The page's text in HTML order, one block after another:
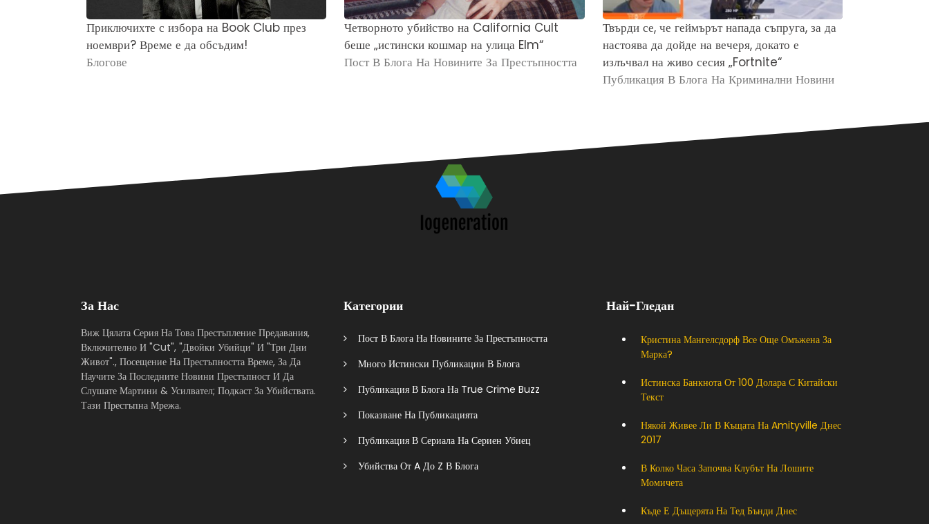
Приключихте с избора на Book Club през
ноември? Време е да обсъдим!
Блогове
Четворното убийство на California Cult
беше „истински кошмар на улица Elm“
Пост В Блога На Новините За Престъпността
Твърди се, че геймърът напада съпруга, за да
настоява да дойде на вечеря, докато е
излъчвал на живо сесия „Fortnite“
Публикация В Блога На Криминални Новини
За Нас
Виж Цялата Серия На Това Престъпление Предавания,
Включително И "Cut", "Двойки Убийци" И "Три Дни
Живот"., Посещение На Престъпността Време, За Да
Научите За Последните Новини Престъпност И Да
Слушате Мартини & Усилвател; Подкаст За Убийствата.
Тази Престъпна Мрежа.
Категории
Пост В Блога На Новините За Престъпността
Много Истински Публикации В Блога
Публикация В Блога На True Crime Buzz
Показване На Публикацията
Публикация В Сериала На Сериен Убиец
Убийства От A До Z В Блога
Най-Гледан
Кристина Мангелсдорф Все Още Омъжена За
Марка?
Истинска Банкнота От 100 Долара С Китайски
Текст
Някой Живее Ли В Къщата На Amityville Днес
2017
В Колко Часа Започва Клубът На Лошите
Момичета
Къде Е Дъщерята На Тед Бънди Днес